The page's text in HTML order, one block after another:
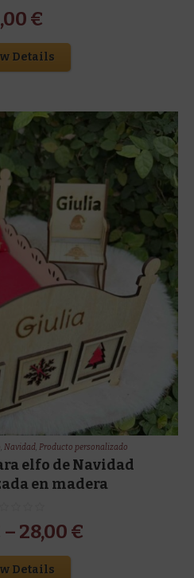
€
Details
, Navidad, Producto personalizado
elfo de Navidad
en madera
– 28,00 €
Details